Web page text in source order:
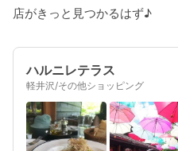
店がきっと見つかるはず♪
ハルニレテラス
軽井沢/その他ショッピング